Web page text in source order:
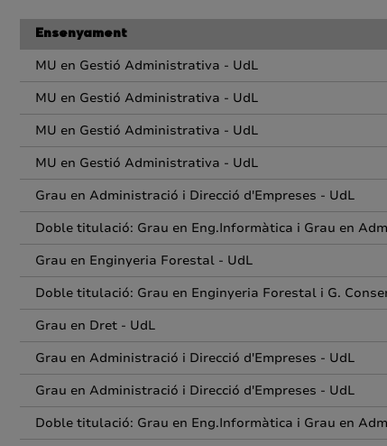
Ensenyament
MU en Gestió Administrativa - UdL
MU en Gestió Administrativa - UdL
MU en Gestió Administrativa - UdL
MU en Gestió Administrativa - UdL
Grau en Administració i Direcció d'Empreses - UdL
Doble titulació: Grau en Eng.Informàtica i Grau en
Grau en Enginyeria Forestal - UdL
Doble titulació: Grau en Enginyeria Forestal i G.
Grau en Dret - UdL
Grau en Administració i Direcció d'Empreses - UdL
Grau en Administració i Direcció d'Empreses - UdL
Doble titulació: Grau en Eng.Informàtica i Grau en